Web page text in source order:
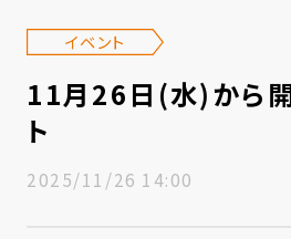
イベント
11月26日(水)から
ト
2025/11/26 14:00